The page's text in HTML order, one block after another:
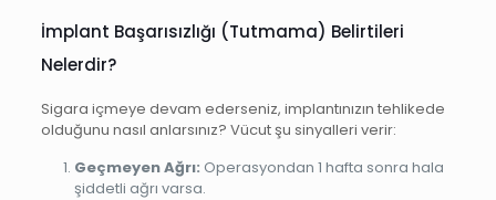
İmplant Başarısızlığı (Tutmama) Belirtileri
Nelerdir?
Sigara içmeye devam ederseniz, implantınızın tehlikede
olduğunu nasıl anlarsınız? Vücut şu sinyalleri verir:
Geçmeyen Ağrı: Operasyondan 1 hafta sonra hala
şiddetli ağrı varsa.